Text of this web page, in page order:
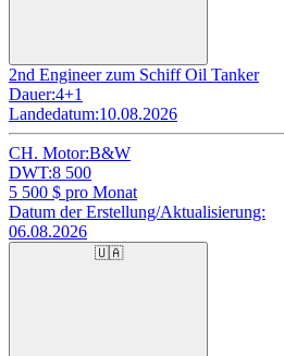
2nd Engineer zum Schiff Oil Tanker
Dauer:4+1
Landedatum:10.08.2026
CH. Motor:B&W
DWT:8 500
5 500 $ pro Monat
Datum der Erstellung/Aktualisierung:
06.08.2026
🇺🇦